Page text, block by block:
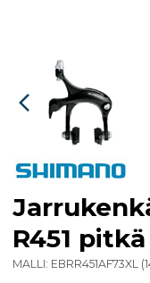
R451
MALLI: EBRR451AF73XL (